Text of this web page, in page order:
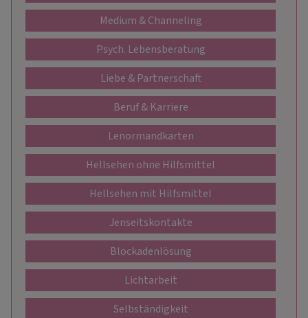
Medium & Channeling
Psych. Lebensberatung
Liebe & Partnerschaft
Beruf & Karriere
Lenormandkarten
Hellsehen ohne Hilfsmittel
Hellsehen mit Hilfsmittel
Jenseitskontakte
Blockadenlösung
Lichtarbeit
Selbständigkeit